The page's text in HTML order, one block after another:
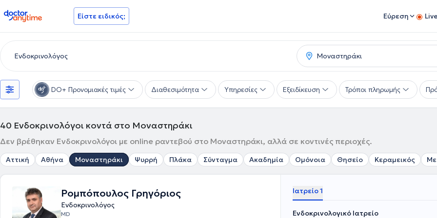
doctoranytime Είστε ειδικός; Εύρεση
DO+ Προνομιακές τιμές Διαθεσιμότητα Υπηρεσίες Εξειδίκευση Τρόποι πληρωμής
40 Ενδοκρινολόγοι κοντά στο Μοναστηράκι
Δεν βρέθηκαν Ενδοκρινολόγοι με online ραντεβού στο Μοναστηράκι, αλλά σε κοντινές περιοχές.
Αττική Αθήνα Μοναστηράκι Ψυρρή Πλάκα Σύνταγμα Ακαδημία Ομόνοια Θησείο Κεραμεικός
Ρομπόπουλος Γρηγόριος
Ενδοκρινολόγος
MD
Ιατρείο 1
Ενδοκρινολογικό Ιατρείο